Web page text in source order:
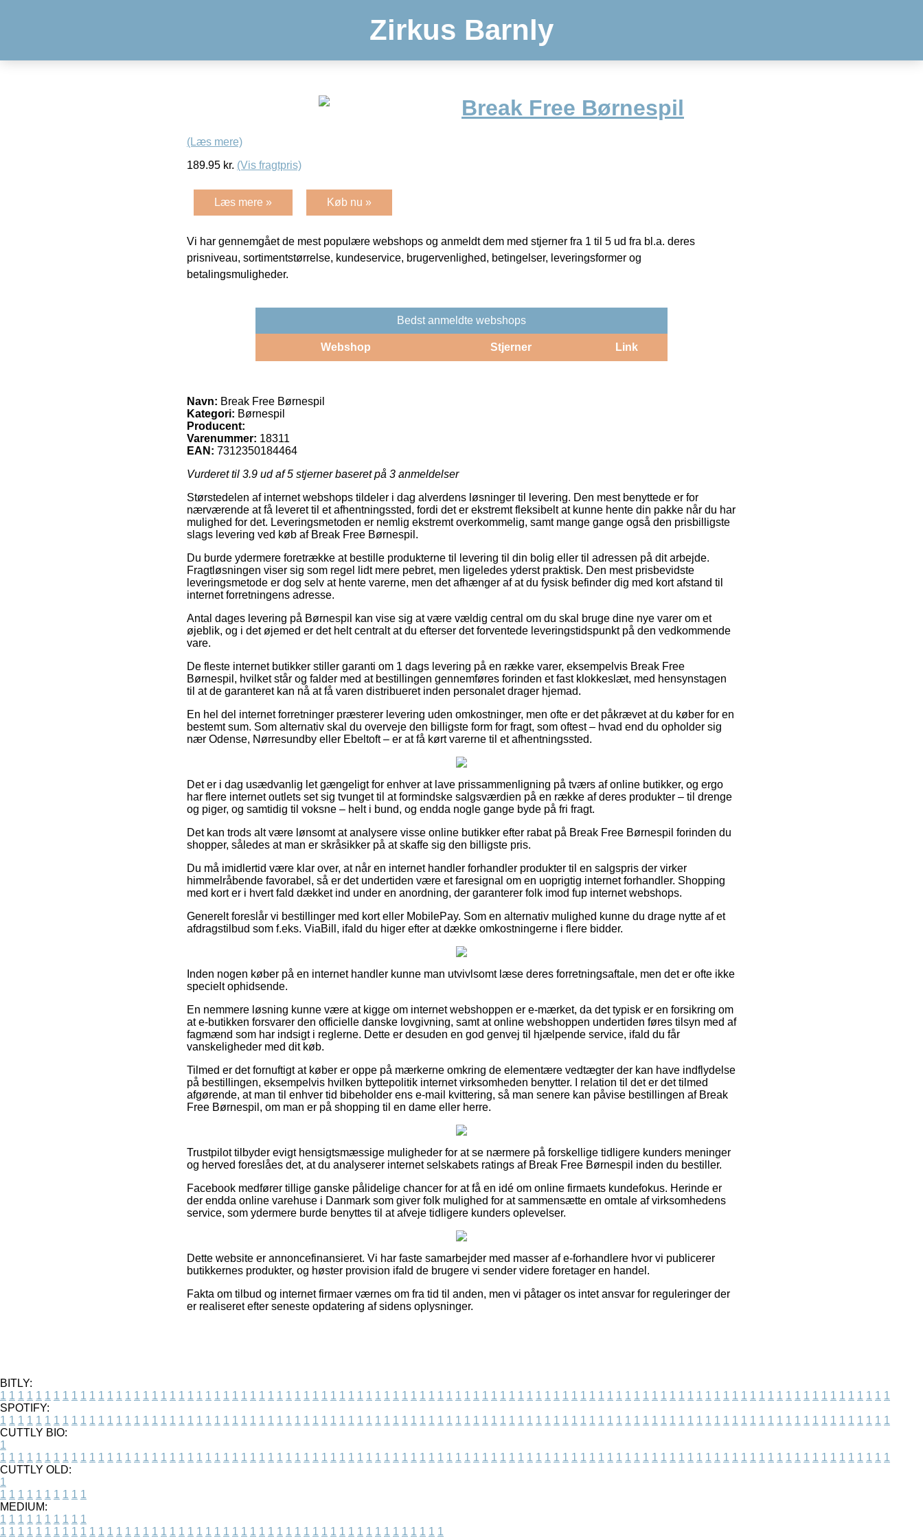
Zirkus Barnly
Break Free Børnespil
(Læs mere)
189.95 kr. (Vis fragtpris)
Læs mere » Køb nu »
Vi har gennemgået de mest populære webshops og anmeldt dem med stjerner fra 1 til 5 ud fra bl.a. deres
prisniveau, sortimentstørrelse, kundeservice, brugervenlighed, betingelser, leveringsformer og
betalingsmuligheder.
Bedst anmeldte webshops
Webshop Stjerner Link
Navn: Break Free Børnespil
Kategori: Børnespil
Producent:
Varenummer: 18311
EAN: 7312350184464
Vurderet til 3.9 ud af 5 stjerner baseret på 3 anmeldelser
Størstedelen af internet webshops tildeler i dag alverdens løsninger til levering. Den mest benyttede er for
nærværende at få leveret til et afhentningssted, fordi det er ekstremt fleksibelt at kunne hente din pakke når du har
mulighed for det. Leveringsmetoden er nemlig ekstremt overkommelig, samt mange gange også den prisbilligste
slags levering ved køb af Break Free Børnespil.
Du burde ydermere foretrække at bestille produkterne til levering til din bolig eller til adressen på dit arbejde.
Fragtløsningen viser sig som regel lidt mere pebret, men ligeledes yderst praktisk. Den mest prisbevidste
leveringsmetode er dog selv at hente varerne, men det afhænger af at du fysisk befinder dig med kort afstand til
internet forretningens adresse.
Antal dages levering på Børnespil kan vise sig at være vældig central om du skal bruge dine nye varer om et
øjeblik, og i det øjemed er det helt centralt at du efterser det forventede leveringstidspunkt på den vedkommende
vare.
De fleste internet butikker stiller garanti om 1 dags levering på en række varer, eksempelvis Break Free
Børnespil, hvilket står og falder med at bestillingen gennemføres forinden et fast klokkeslæt, med hensynstagen
til at de garanteret kan nå at få varen distribueret inden personalet drager hjemad.
En hel del internet forretninger præsterer levering uden omkostninger, men ofte er det påkrævet at du køber for en
bestemt sum. Som alternativ skal du overveje den billigste form for fragt, som oftest – hvad end du opholder sig
nær Odense, Nørresundby eller Ebeltoft – er at få kørt varerne til et afhentningssted.
Det er i dag usædvanlig let gængeligt for enhver at lave prissammenligning på tværs af online butikker, og ergo
har flere internet outlets set sig tvunget til at formindske salgsværdien på en række af deres produkter – til drenge
og piger, og samtidig til voksne – helt i bund, og endda nogle gange byde på fri fragt.
Det kan trods alt være lønsomt at analysere visse online butikker efter rabat på Break Free Børnespil forinden du
shopper, således at man er skråsikker på at skaffe sig den billigste pris.
Du må imidlertid være klar over, at når en internet handler forhandler produkter til en salgspris der virker
himmelråbende favorabel, så er det undertiden være et faresignal om en uoprigtig internet forhandler. Shopping
med kort er i hvert fald dækket ind under en anordning, der garanterer folk imod fup internet webshops.
Generelt foreslår vi bestillinger med kort eller MobilePay. Som en alternativ mulighed kunne du drage nytte af et
afdragstilbud som f.eks. ViaBill, ifald du higer efter at dække omkostningerne i flere bidder.
Inden nogen køber på en internet handler kunne man utvivlsomt læse deres forretningsaftale, men det er ofte ikke
specielt ophidsende.
En nemmere løsning kunne være at kigge om internet webshoppen er e-mærket, da det typisk er en forsikring om
at e-butikken forsvarer den officielle danske lovgivning, samt at online webshoppen undertiden føres tilsyn med af
fagmænd som har indsigt i reglerne. Dette er desuden en god genvej til hjælpende service, ifald du får
vanskeligheder med dit køb.
Tilmed er det fornuftigt at køber er oppe på mærkerne omkring de elementære vedtægter der kan have indflydelse
på bestillingen, eksempelvis hvilken byttepolitik internet virksomheden benytter. I relation til det er det tilmed
afgørende, at man til enhver tid bibeholder ens e-mail kvittering, så man senere kan påvise bestillingen af Break
Free Børnespil, om man er på shopping til en dame eller herre.
Trustpilot tilbyder evigt hensigtsmæssige muligheder for at se nærmere på forskellige tidligere kunders meninger
og herved foreslåes det, at du analyserer internet selskabets ratings af Break Free Børnespil inden du bestiller.
Facebook medfører tillige ganske pålidelige chancer for at få en idé om online firmaets kundefokus. Herinde er
der endda online varehuse i Danmark som giver folk mulighed for at sammensætte en omtale af virksomhedens
service, som ydermere burde benyttes til at afveje tidligere kunders oplevelser.
Dette website er annoncefinansieret. Vi har faste samarbejder med masser af e-forhandlere hvor vi publicerer
butikkernes produkter, og høster provision ifald de brugere vi sender videre foretager en handel.
Fakta om tilbud og internet firmaer værnes om fra tid til anden, men vi påtager os intet ansvar for reguleringer der
er realiseret efter seneste opdatering af sidens oplysninger.
BITLY:
1 1 1 1 1 1 1 1 1 1 1 1 1 1 1 1 1 1 1 1 1 1 1 1 1 1 1 1 1 1 1 1 1 1 1 1 1 1 1 1 1 1 1 1 1 1 1 1 1 1 1 1 1 1 1 1 1 1 1 1 1 1 1 1 1 1 1 1 1 1 1 1 1 1 1 1 1 1 1 1 1 1 1 1 1 1 1 1 1 1 1 1 1 1 1 1 1 1 1 1
SPOTIFY:
1 1 1 1 1 1 1 1 1 1 1 1 1 1 1 1 1 1 1 1 1 1 1 1 1 1 1 1 1 1 1 1 1 1 1 1 1 1 1 1 1 1 1 1 1 1 1 1 1 1 1 1 1 1 1 1 1 1 1 1 1 1 1 1 1 1 1 1 1 1 1 1 1 1 1 1 1 1 1 1 1 1 1 1 1 1 1 1 1 1 1 1 1 1 1 1 1 1 1 1
CUTTLY BIO:
1
1 1 1 1 1 1 1 1 1 1 1 1 1 1 1 1 1 1 1 1 1 1 1 1 1 1 1 1 1 1 1 1 1 1 1 1 1 1 1 1 1 1 1 1 1 1 1 1 1 1 1 1 1 1 1 1 1 1 1 1 1 1 1 1 1 1 1 1 1 1 1 1 1 1 1 1 1 1 1 1 1 1 1 1 1 1 1 1 1 1 1 1 1 1 1 1 1 1 1 1
CUTTLY OLD:
1
1 1 1 1 1 1 1 1 1 1
MEDIUM:
1 1 1 1 1 1 1 1 1 1
1 1 1 1 1 1 1 1 1 1 1 1 1 1 1 1 1 1 1 1 1 1 1 1 1 1 1 1 1 1 1 1 1 1 1 1 1 1 1 1 1 1 1 1 1 1 1 1 1 1